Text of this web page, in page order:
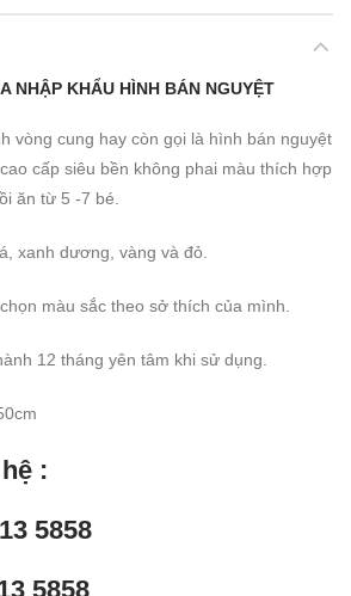
NHẬP KHẨU HÌNH BÁN NGUYỆT
vòng cung hay còn gọi là hình bán nguyệt
cấp siêu bền không phai màu thích hợp
ăn từ 5 -7 bé.
xanh dương, vàng và đỏ.
màu sắc theo sở thích của mình.
12 tháng yên tâm khi sử dụng.
:
5858
5858